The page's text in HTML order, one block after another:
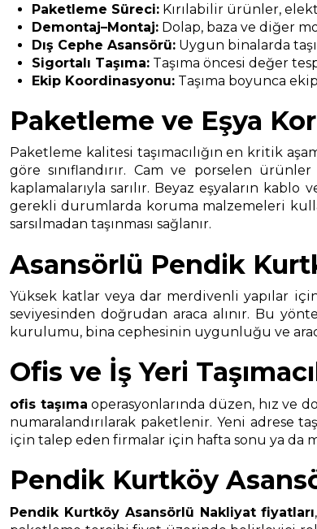
Paketleme Süreci: Kırılabilir ürünler,
Demontaj–Montaj: Dolap, baza ve diğer
Dış Cephe Asansörü: Uygun binalarda
Sigortalı Taşıma: Taşıma öncesi değer
Ekip Koordinasyonu: Taşıma boyunca
Paketleme ve Eşya
Paketleme kalitesi taşımacılığın en kritik
göre sınıflandırır. Cam ve porselen
kaplamalarıyla sarılır. Beyaz eşyaların
gerekli durumlarda koruma malzemeleri
sarsılmadan taşınması sağlanır.
Asansörlü Pendik
Yüksek katlar veya dar merdivenli yapılar
seviyesinden doğrudan araca alınır. Bu
kurulumu, bina cephesinin uygunluğu ve
Ofis ve İş Yeri
ofis taşıma operasyonlarında düzen, hız ve
numaralandırılarak paketlenir. Yeni adrese
için talep eden firmalar için hafta sonu ya da
Pendik Kurtköy
Pendik Kurtköy Asansörlü Nakliyat fiyatları